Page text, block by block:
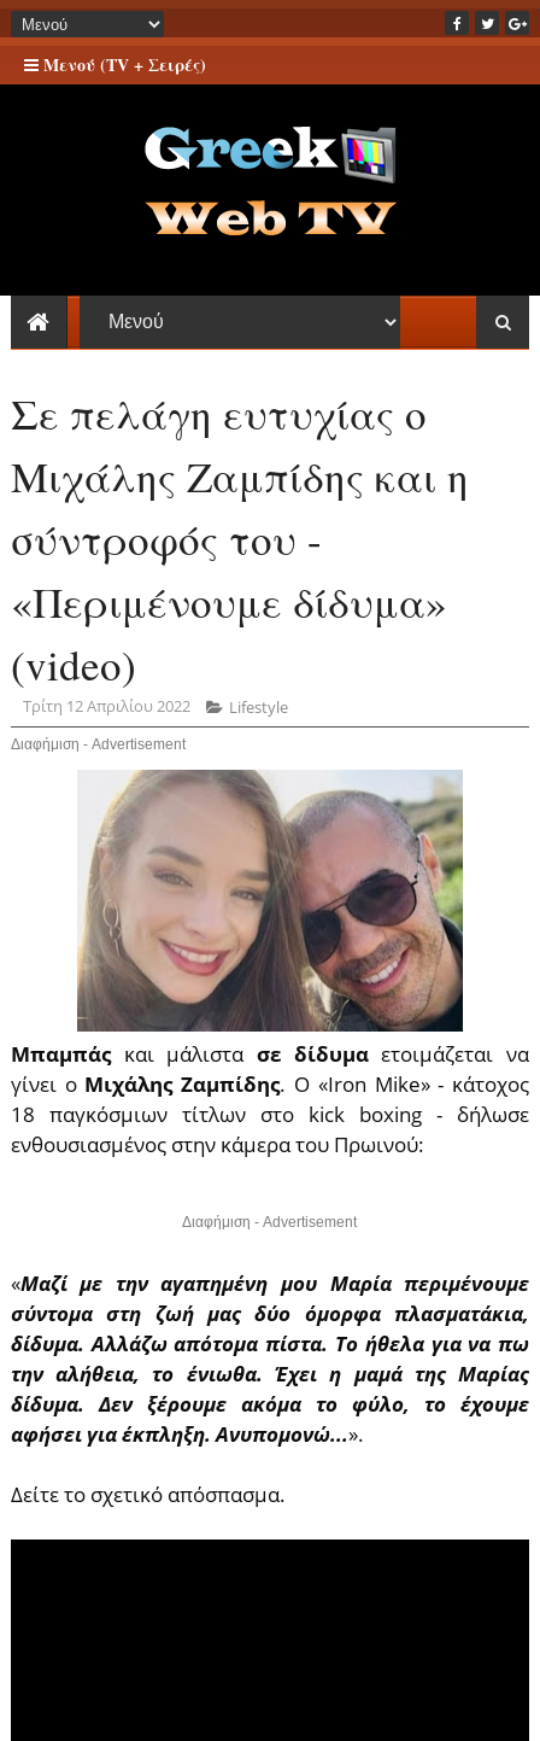
Μενού (TV + Σειρές)
Σε πελάγη ευτυχίας ο
Μιχάλης Ζαμπίδης και η
σύντροφός του -
«Περιμένουμε δίδυμα»
(video)
Τρίτη 12 Απριλίου 2022 Lifestyle
Διαφήμιση - Advertisement
Μπαμπάς και μάλιστα σε δίδυμαετοιμάζεται να
γίνει ο Μιχάλης Ζαμπίδης. Ο «Iron Mike» - κάτοχος
18 παγκόσμιων τίτλων στο kick boxing - δήλωσε
ενθουσιασμένος στην κάμερα του Πρωινού:
Διαφήμιση - Advertisement
«Μαζί με την αγαπημένη μου Μαρία περιμένουμε
σύντομα στη ζωή μας δύο όμορφα πλασματάκια,
δίδυμα. Αλλάζω απότομα πίστα. Το ήθελα για να πω
την αλήθεια, το ένιωθα. Έχει η μαμά της Μαρίας
δίδυμα. Δεν ξέρουμε ακόμα το φύλο, το έχουμε
αφήσει για έκπληξη. Ανυπομονώ...».
Δείτε το σχετικό απόσπασμα.